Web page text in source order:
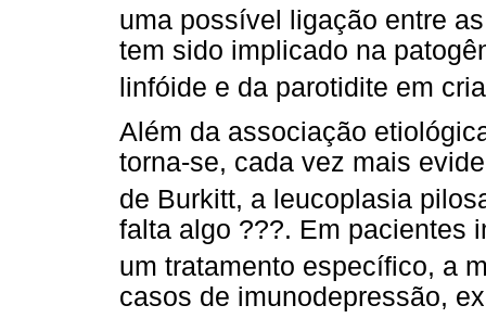
uma possível ligação entre
tem sido implicado na
linfóide e da parotidite em
Além da associação
torna-se, cada vez mais
de Burkitt, a leucoplasia
falta algo ???. Em pacientes
um tratamento específico, a
casos de imunodepressão,